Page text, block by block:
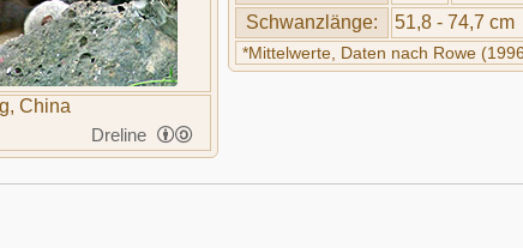
China
Dreline
Schwanzlänge:
51,8 - 74,7 cm
*Mittelwerte, Daten nach Rowe